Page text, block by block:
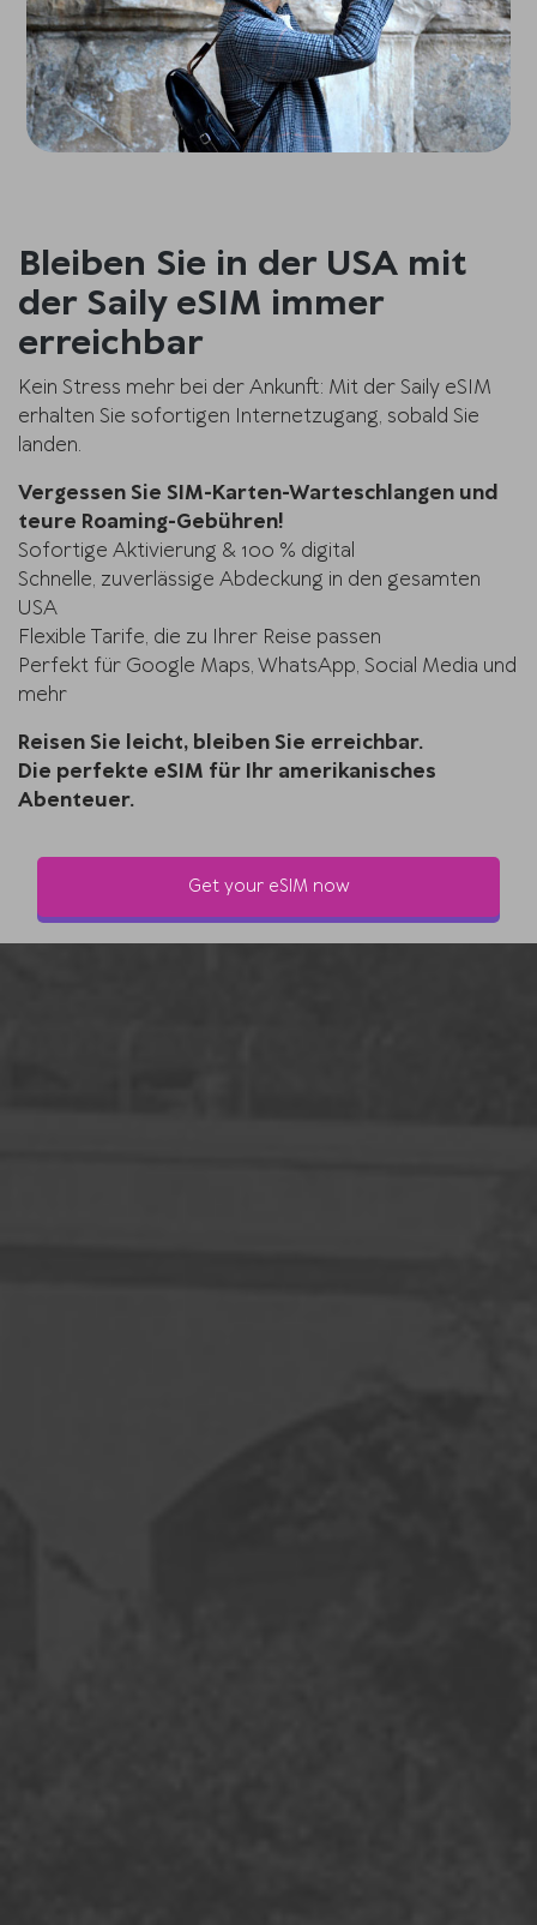
Bleiben Sie in der USA mit
der Saily eSIM immer
erreichbar
Kein Stress mehr bei der Ankunft: Mit der Saily eSIM
erhalten Sie sofortigen Internetzugang, sobald Sie
landen.
Vergessen Sie SIM-Karten-Warteschlangen und
teure Roaming-Gebühren!
Sofortige Aktivierung & 100 % digital
Schnelle, zuverlässige Abdeckung in den gesamten
USA
Flexible Tarife, die zu Ihrer Reise passen
Perfekt für Google Maps, WhatsApp, Social Media und
mehr
Reisen Sie leicht, bleiben Sie erreichbar.
Die perfekte eSIM für Ihr amerikanisches
Abenteuer.
Get your eSIM now